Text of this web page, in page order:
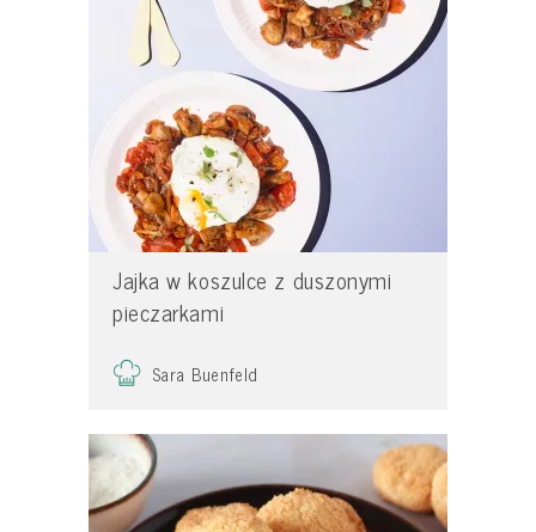
Jajka w koszulce z duszonymi
pieczarkami
Sara Buenfeld